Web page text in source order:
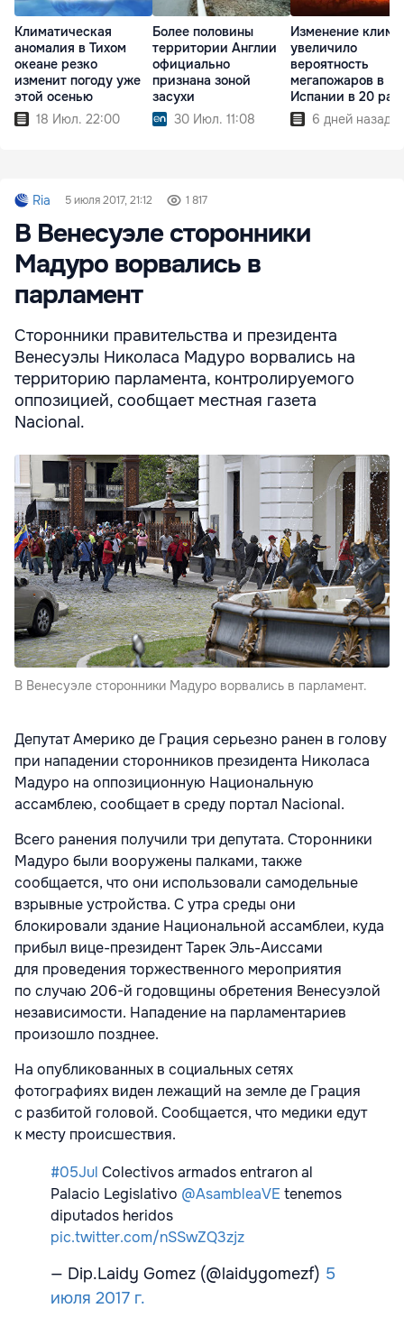
Климатическая
аномалия в Тихом
океане резко
изменит погоду уже
этой осенью
18 Июл. 22:00
Более половины
территории Англии
официально
признана зоной
засухи
30 Июл. 11:08
Изменение
увеличило
вероятность
мегапожаров в
Испании в 20 раз
6 дней назад
Ria 5 июля 2017, 21:12 1 817
В Венесуэле сторонники
Мадуро ворвались в
парламент
Сторонники правительства и президента
Венесуэлы Николаса Мадуро ворвались на
территорию парламента, контролируемого
оппозицией, сообщает местная газета
Nacional.
В Венесуэле сторонники Мадуро ворвались в парламент.
Депутат Америко де Грация серьезно ранен в голову
при нападении сторонников президента Николаса
Мадуро на оппозиционную Национальную
ассамблею, сообщает в среду портал Nacional.
Всего ранения получили три депутата. Сторонники
Мадуро были вооружены палками, также
сообщается, что они использовали самодельные
взрывные устройства. С утра среды они
блокировали здание Национальной ассамблеи, куда
прибыл вице-президент Тарек Эль-Аиссами
для проведения торжественного мероприятия
по случаю 206-й годовщины обретения Венесуэлой
независимости. Нападение на парламентариев
произошло позднее.
На опубликованных в социальных сетях
фотографиях виден лежащий на земле де Грация
с разбитой головой. Сообщается, что медики едут
к месту происшествия.
#05Jul Colectivos armados entraron al
Palacio Legislativo @AsambleaVE tenemos
diputados heridos
pic.twitter.com/nSSwZQ3zjz
— Dip.Laidy Gomez (@laidygomezf) 5
июля 2017 г.